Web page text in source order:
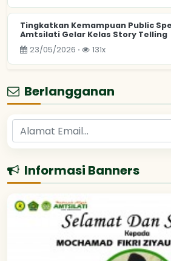
Tingkatkan Kemampuan Public
Amtsilati Gelar Kelas Story Telling
23/05/2026 ⋅
131x
Berlangganan
Informasi Banners